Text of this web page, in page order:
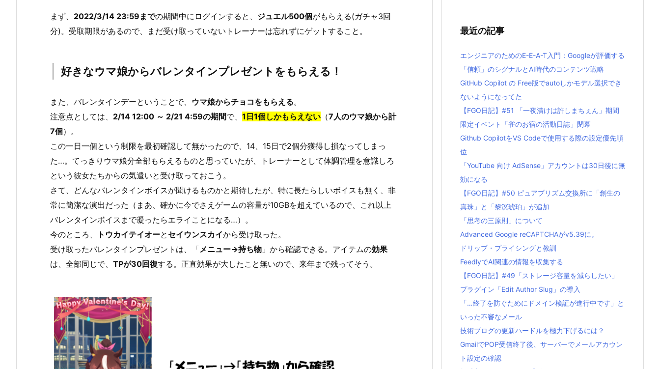
まず、 2022/3/14 23:59までの期間中にログインすると、 ジュエル500個がもらえる(ガチャ3回
分)。受取期限があるので、まだ受け取っていないトレーナーは忘れずにゲットすること。
好きなウマ娘からバレンタインプレゼントをもらえる！
また、バレンタインデーということで、 ウマ娘からチョコをもらえる。
注意点としては、 2/14 12:00 ～ 2/21 4:59の期間で、 1日1個しかもらえない （7人のウマ娘から計
7個）。
この一日一個という制限を最初確認して無かったので、14、15日で2個分獲得し損なってしまっ
た…。てっきりウマ娘分全部もらえるものと思っていたが、トレーナーとして体調管理を意識しろ
という彼女たちからの気遣いと受け取っておこう。
さて、どんなバレンタインボイスが聞けるものかと期待したが、特に長たらしいボイスも無く、非
常に簡潔な演出だった（まあ、確かに今でさえゲームの容量が10GBを超えているので、これ以上
バレンタインボイスまで凝ったらエライことになる…）。
今のところ、
トウカイテイオーと セイウンスカイから受け取った。
受け取ったバレンタインプレゼントは、「 メニュー→持ち物 」から確認できる。アイテムの効果
は、全部同じで、 TPが30回復する。正直効果が大したこと無いので、来年まで残ってそう。
最近の記事
エンジニアのためのE-E-A-T入門：Googleが評価する
「信頼」のシグナルとAI時代のコンテンツ戦略
GitHub Copilot の Free版でautoしかモデル選択でき
ないようになってた
【FGO日記】#51 「一夜漬けは許しまちぇん」期間
限定イベント「雀のお宿の活動日誌」閉幕
Github CopilotをVS Codeで使用する際の設定優先順
位
「YouTube 向け AdSense」アカウントは30日後に無
効になる
【FGO日記】#50 ピュアプリズム交換所に「創生の
真珠」と「黎溟琥珀」が追加
「思考の三原則」について
Advanced Google reCAPTCHAがv5.39に。
ドリップ・プライシングと教訓
FeedlyでAI関連の情報を収集する
【FGO日記】#49「ストレージ容量を減らしたい」
プラグイン「Edit Author Slug」の導入
「…終了を防ぐためにドメイン検証が進行中です」と
いった不審なメール
技術ブログの更新ハードルを極力下げるには？
GmailでPOP受信終了後、サーバーでメールアカウン
ト設定の確認